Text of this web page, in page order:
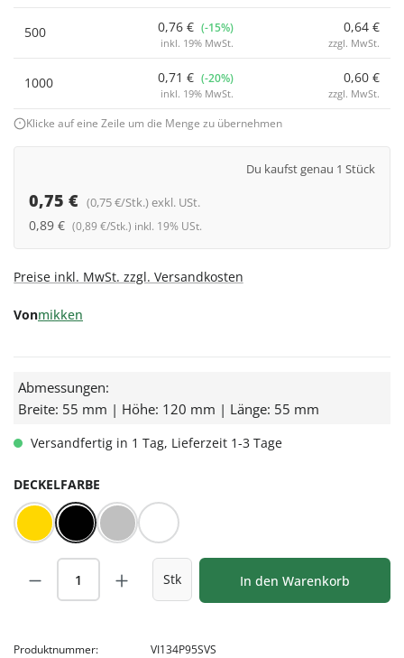
500 0,76 € (-15%)
inkl. 19% MwSt.
0,64 €
zzgl. MwSt.
1000 0,71 € (-20%)
inkl. 19% MwSt.
0,60 €
zzgl. MwSt.
Klicke auf eine Zeile um die Menge zu übernehmen
Du kaufst genau 1 Stück
0,75 € (0,75 €/Stk.) exkl. USt.
0,89 € (0,89 €/Stk.) inkl. 19% USt.
Preise inkl. MwSt. zzgl. Versandkosten
Vonmikken
Abmessungen:
Breite: 55 mm | Höhe: 120 mm | Länge: 55 mm
Versandfertig in 1 Tag, Lieferzeit 1-3 Tage
DECKELFARBE
Gold Schwarz Silber Weiß
Produkt Anzahl: Gib den gewünschten
Stk In den Warenkorb
Produktnummer:
VI134P95SVS